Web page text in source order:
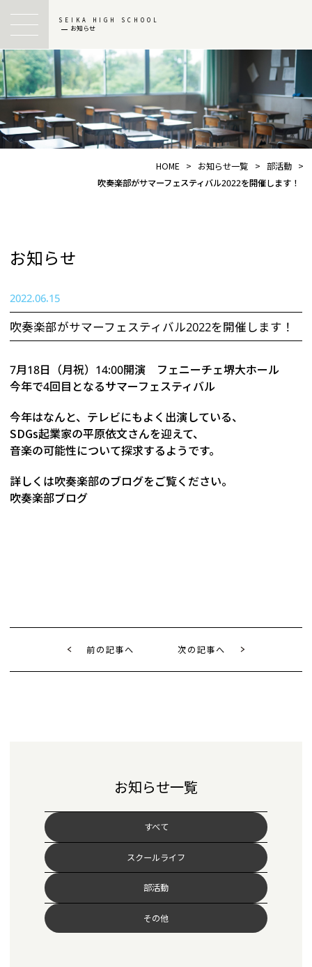
SEIKA HIGH SCHOOL
お知らせ
HOME > お知らせ一覧 > 部活動 >
吹奏楽部がサマーフェスティバル2022を開催します！
お知らせ
2022.06.15
吹奏楽部がサマーフェスティバル2022を開催します！
7月18日（月祝）14:00開演 フェニーチェ堺大ホール
今年で4回目となるサマーフェスティバル
今年はなんと、テレビにもよく出演している、
SDGs起業家の平原依文さんを迎えて、
音楽の可能性について探求するようです。
詳しくは吹奏楽部のブログをご覧ください。
吹奏楽部ブログ
前の記事へ 次の記事へ
お知らせ一覧
すべて
スクールライフ
部活動
その他